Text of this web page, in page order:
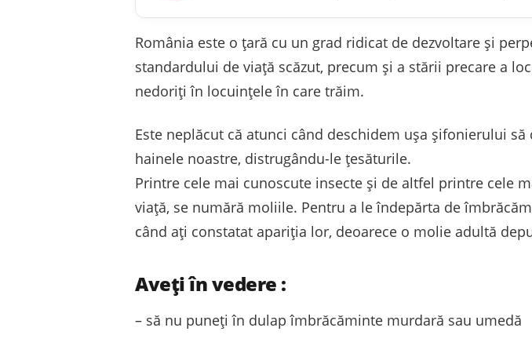
România este o țară cu un grad ridicat de dezvoltare și
standardului de viață scăzut, precum și a stării precare a
nedoriți în locuințele în care trăim.
Este neplăcut că atunci când deschidem ușa șifonierului
hainele noastre, distrugându-le țesăturile.
Printre cele mai cunoscute insecte și de altfel printre cele
viață, se numără moliile. Pentru a le îndepărta de
când ați constatat apariția lor, deoarece o molie adultă
Aveți în vedere :
– să nu puneți în dulap îmbrăcăminte murdară sau umedă